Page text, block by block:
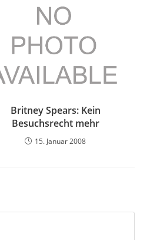
Britney Spears: Kein
Besuchsrecht mehr
15. Januar 2008